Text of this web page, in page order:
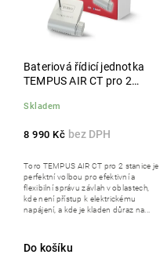
Bateriová řídicí jednotka
TEMPUS AIR CT pro 2
Skladem
8 990 Kč
Do košíku
Toro TEMPUS AIR CT pro 2 stanice je
perfektní volbou pro efektivní a
flexibilní správu závlah v oblastech,
kde není přístup k elektrickému
napájení, a kde je kladen důraz na...